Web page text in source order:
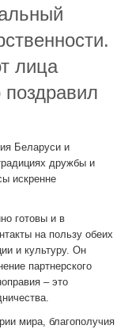
лица
Беларуси и
дружбы и
искренне
готовы и в
на пользу обеих
и культуру. Он
партнерского
– это
мира, благополучия